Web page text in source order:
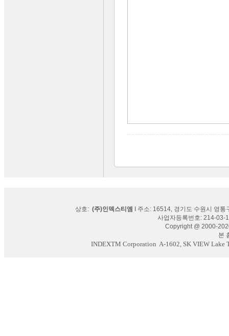
상호: (주)인덱스티엠
I 주소: 16514, 경기도 수원시 영
사업자등록번호: 214-
Copyright @ 2000-
본 홈
INDEXTM Corporation A-1602, SK VIEW Lake